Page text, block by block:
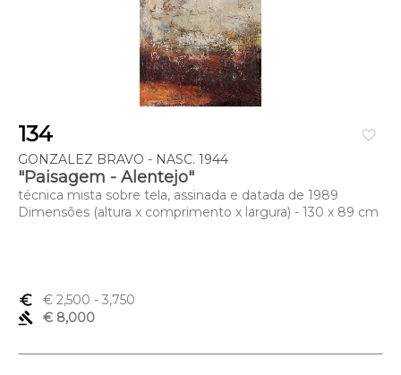
favorite_border
134
GONZALEZ BRAVO - NASC. 1944
"Paisagem - Alentejo"
técnica mista sobre tela, assinada e datada de 1989
Dimensões (altura x comprimento x largura) - 130 x 89 cm
euro_symbol € 2,500 - 3,750
gavel
€ 8,000